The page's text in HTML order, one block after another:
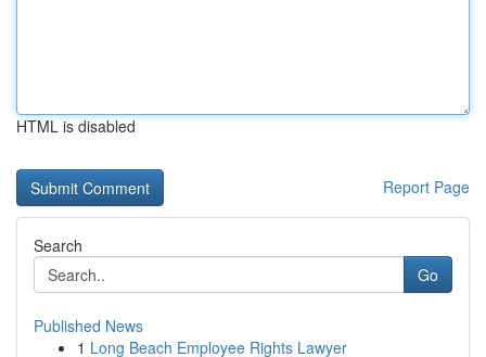
HTML is disabled
Report Page
Search
Go
Published News
1 Long Beach Employee Rights Lawyer